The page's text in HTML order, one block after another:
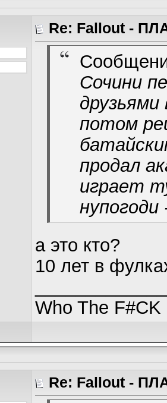
Re: Fallout -
Сочини
потом
продал
играет
нупогоди
а это кто?
10 лет в
Who The
Re: Fallout -